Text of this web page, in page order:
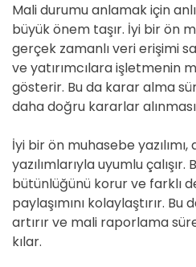
Mali durumu anlamak için
büyük önem taşır. İyi bir ön
gerçek zamanlı veri erişimi
ve yatırımcılara işletmenin
gösterir. Bu da karar alma
daha doğru kararlar
İyi bir ön muhasebe
yazılımlarıyla uyumlu
bütünlüğünü korur ve farklı
paylaşımını kolaylaştırır.
artırır ve mali raporlama
kılar.